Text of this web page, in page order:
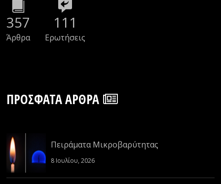
357
Άρθρα
111
Ερωτήσεις
ΠΡΌΣΦΑΤΑ ΆΡΘΡΑ
Πειράματα Μικροβαρύτητας
8 Ιουλίου, 2026